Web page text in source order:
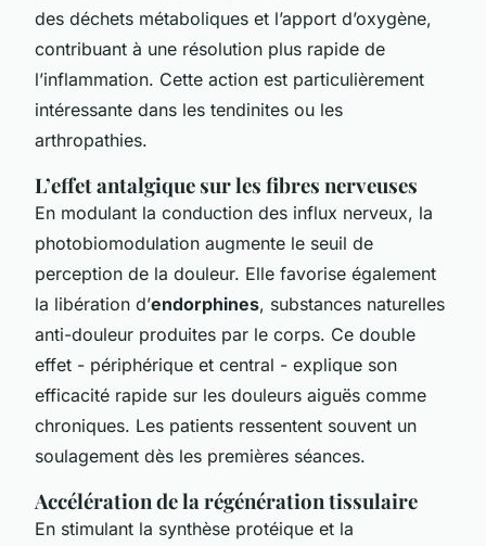
des déchets métaboliques et l’apport d’oxygène,
contribuant à une résolution plus rapide de
l’inflammation. Cette action est particulièrement
intéressante dans les tendinites ou les
arthropathies.
L’effet antalgique sur les fibres nerveuses
En modulant la conduction des influx nerveux, la
photobiomodulation augmente le seuil de
perception de la douleur. Elle favorise également
la libération d’endorphines, substances naturelles
anti-douleur produites par le corps. Ce double
effet - périphérique et central - explique son
efficacité rapide sur les douleurs aiguës comme
chroniques. Les patients ressentent souvent un
soulagement dès les premières séances.
Accélération de la régénération tissulaire
En stimulant la synthèse protéique et la